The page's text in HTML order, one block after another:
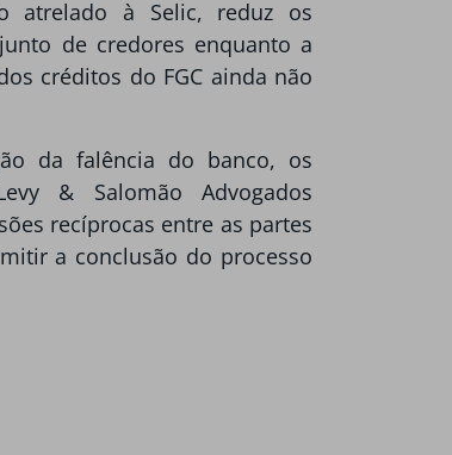
atrelado à Selic, reduz os
de credores enquanto a
créditos do FGC ainda não
da falência do banco, os
& Salomão Advogados
recíprocas entre as partes
a conclusão do processo